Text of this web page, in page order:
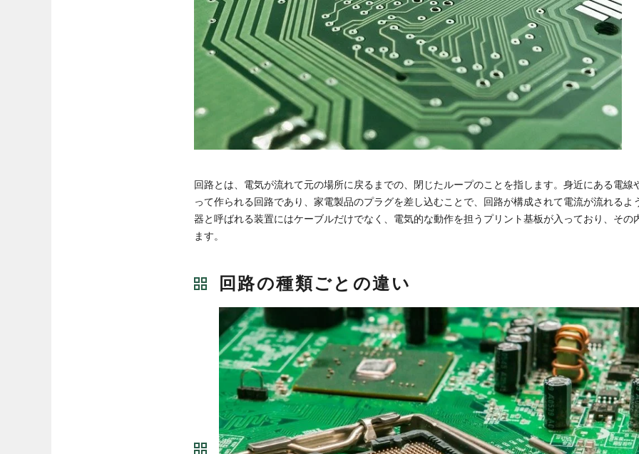
回路とは、電気が流れて元の場所に戻るまでの、閉じたループのことを指します。身近にある電線
って作られる回路であり、家電製品のプラグを差し込むことで、回路が構成されて電流が流れるよ
器と呼ばれる装置にはケーブルだけでなく、電気的な動作を担うプリント基板が入っており、その
ます。
回路の種類ごとの違い